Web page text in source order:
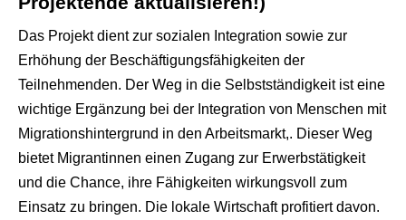
Das Projekt dient zur sozialen Integration sowie zur
Erhöhung der Beschäftigungsfähigkeiten der
Teilnehmenden. Der Weg in die Selbstständigkeit ist eine
wichtige Ergänzung bei der Integration von Menschen mit
Migrationshintergrund in den Arbeitsmarkt,. Dieser Weg
bietet Migrantinnen einen Zugang zur Erwerbstätigkeit
und die Chance, ihre Fähigkeiten wirkungsvoll zum
Einsatz zu bringen. Die lokale Wirtschaft profitiert davon.